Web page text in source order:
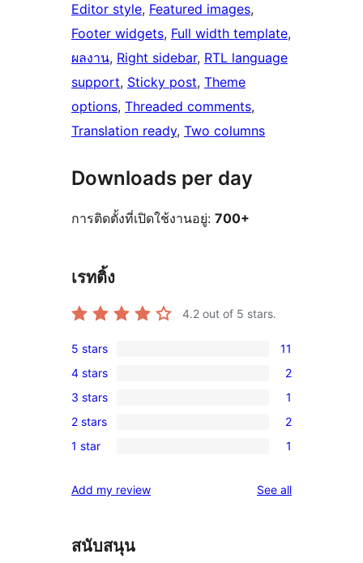
Editor style, Featured images
Footer widgets, Full width template
ผลงาน, Right sidebar, RTL language
support, Sticky post, Theme
options, Threaded comments
Translation ready, Two columns
Downloads per day
การติดตั้งที่เปิดใช้งานอยู่: 700+
เรทติ้ง
4.2 out of 5 stars.
11
5-
star
reviews
5 stars 11
2
4-
star
reviews
4 stars 2
1
3-
star
3 stars 1
2
2-
reviews
2 stars 2
1
star
1 star 1
Add my review See allreviews
สนับสนุน